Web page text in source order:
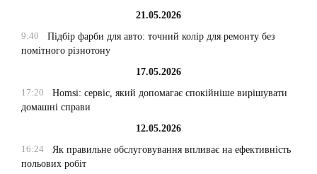
21.05.2026
9:40
Підбір фарби для авто: точний колір для ремонту без
помітного різнотону
17.05.2026
17:20
Homsi: сервіс, який допомагає спокійніше вирішувати
домашні справи
12.05.2026
16:24
Як правильне обслуговування впливає на ефективність
польових робіт